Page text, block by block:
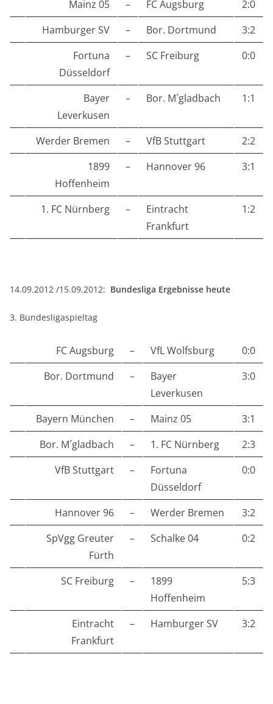
Mainz 05 – FC Augsburg
2:0
Hamburger SV
– Bor. Dortmund
3:2
Fortuna
Düsseldorf
– SC Freiburg 0:0
Bayer
Leverkusen
– Bor. M´gladbach 1:1
Werder Bremen – VfB Stuttgart
2:2
1899
Hoffenheim
– Hannover 96 3:1
1. FC Nürnberg –
Eintracht
Frankfurt
1:2
14.09.2012 /15.09.2012: Bundesliga Ergebnisse heute
3. Bundesligaspieltag
FC Augsburg – VfL Wolfsburg
0:0
Bor. Dortmund
–
Bayer
Leverkusen
3:0
Bayern München – Mainz 05
3:1
Bor. M´gladbach
– 1. FC Nürnberg
2:3
VfB Stuttgart
–
Fortuna
Düsseldorf
0:0
Hannover 96 – Werder Bremen
3:2
SpVgg Greuter
Fürth
– Schalke 04 0:2
SC Freiburg –
1899
Hoffenheim
5:3
Eintracht
Frankfurt
– Hamburger SV 3:2